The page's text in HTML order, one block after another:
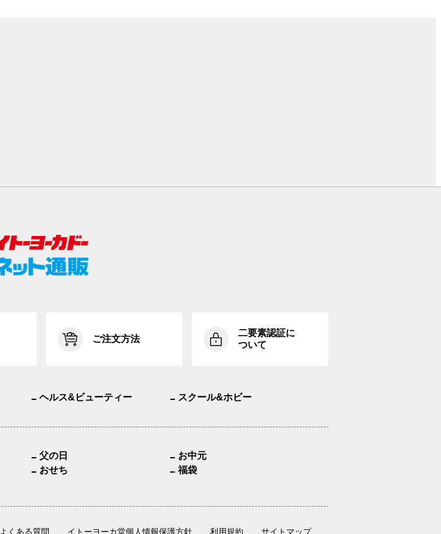
ご注文方法
二要素認証に
ついて
ヘルス&ビューティー スクール&ホビー
父の日
お中元
おせち
福袋
よくある質問 イトーヨーカ堂個人情報保護方針 利用規約 サイトマップ